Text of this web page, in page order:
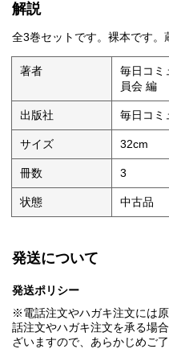
解説
全3巻セットです。裸本です。
著者
毎日コミ
員会 編
出版社 毎日コミ
サイズ 32cm
冊数 3
状態 中古品
発送について
発送ポリシー
※電話注文やハガキ注文には
話注文やハガキ注文を承る場
ざいますので、あらかじめご了